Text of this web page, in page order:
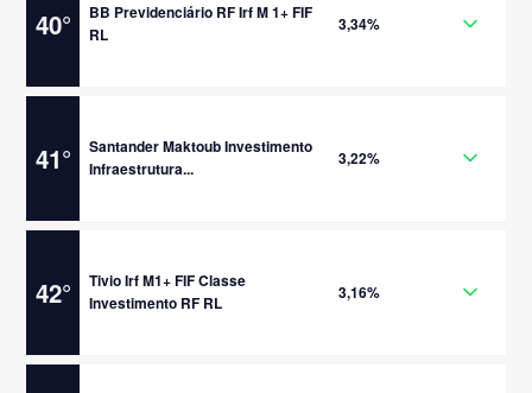
40°
BB Previdenciário RF Irf M 1+ FIF
RL
3,34%
41°
Santander Maktoub Investimento
Infraestrutura...
3,22%
42°
Tivio Irf M1+ FIF Classe
Investimento RF RL
3,16%